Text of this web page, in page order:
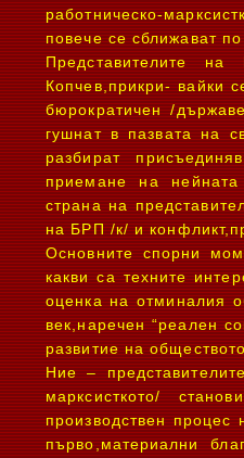
работническо-
повече се сближават
Представителите
Копчев,прикри- вайки
бюрократичен /
гушнат в пазвата на
разбират
приемане на нейната
страна на
на БРП /к/ и
Основните спорни
какви са техните
оценка на отминалия
век,наречен “реален
развитие на
Ние –
марксисткото/
производствен процес
първо,материални